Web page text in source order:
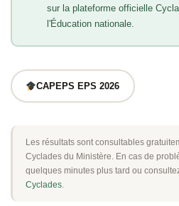
sur la plateforme officielle
l'Éducation nationale.
CAPEPS EPS 2026
Les résultats sont consultables
Cyclades du Ministère. En cas de
quelques minutes plus tard ou
Cyclades.